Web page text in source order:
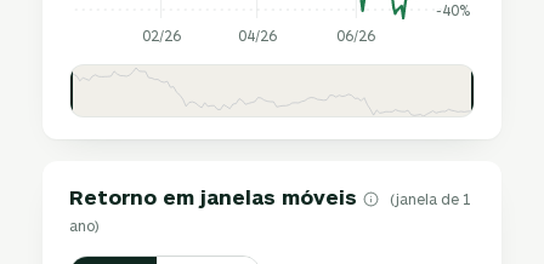
-40%
02/26 04/26 06/26
Retorno em janelas móveis
(janela de 1
ano)